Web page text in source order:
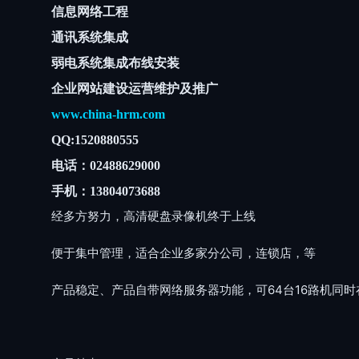
信息网络工程
通讯系统集成
弱电系统集成布线安装
企业网站建设运营维护及推广
www.china-hrm.com
QQ:1520880555
电话：02488629000
手机：13804073688
经多方努力，高清硬盘录像机终于上线
便于集中管理，适合企业多家分公司，连锁店，等
产品稳定、产品自带网络服务器功能，可64台16路机同时